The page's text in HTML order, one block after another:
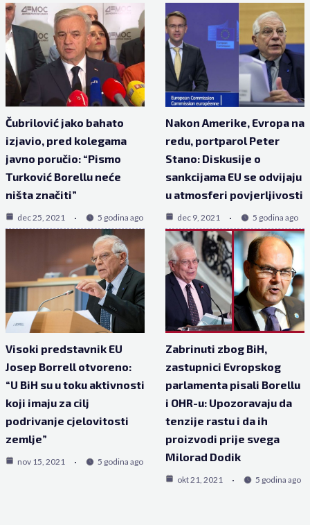
Čubrilović jako bahato
izjavio, pred kolegama
javno poručio: “Pismo
Turković Borellu neće
ništa značiti”
dec 25, 2021 5 godina ago
Nakon Amerike, Evropa na
redu, portparol Peter
Stano: Diskusije o
sankcijama EU se odvijaju
u atmosferi povjerljivosti
dec 9, 2021 5 godina ago
Visoki predstavnik EU
Josep Borrell otvoreno:
“U BiH su u toku aktivnosti
koji imaju za cilj
podrivanje cjelovitosti
zemlje”
nov 15, 2021 5 godina ago
Zabrinuti zbog BiH,
zastupnici Evropskog
parlamenta pisali Borellu
i OHR-u: Upozoravaju da
tenzije rastu i da ih
proizvodi prije svega
Milorad Dodik
okt 21, 2021 5 godina ago